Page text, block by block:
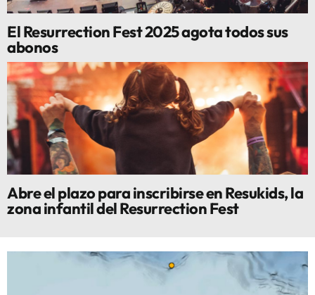
El Resurrection Fest 2025 agota todos sus
abonos
Abre el plazo para inscribirse en Resukids, la
zona infantil del Resurrection Fest